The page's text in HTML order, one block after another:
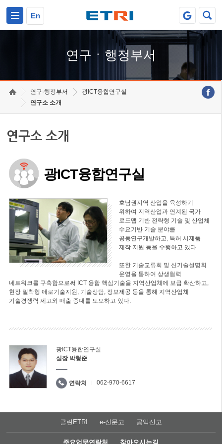
En
연구ㆍ행정부서
연구·행정부서
광ICT융합연구실
연구소 소개
연구소 소개
광ICT융합연구실
호남권지역 산업을 육성하기
위하여 지역산업과 연계된 국가
로드맵 기반 전략형 기술 및 산업체
수요기반 기술 분야를
공동연구개발하고, 특허 시제품
제작 지원 등을 수행하고 있다.
또한 기술교류회 및 신기술설명회
운영을 통하여 상생협력
네트워크를 구축함으로써 ICT 융합 핵심기술을 지역산업체에 보급 확산하고,
현장 밀착형 애로기술지원, 기술상담, 정보제공 등을 통해 지역산업체
기술경쟁력 제고와 매출 증대를 도모하고 있다.
광ICT융합연구실
실장 박형준
연락처 062-970-6617
클린ETRI e-신문고 공익신고
주요업무연락처 찾아오시는길